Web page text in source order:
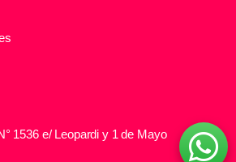
1536 e/ Leopardi y 1 de Mayo